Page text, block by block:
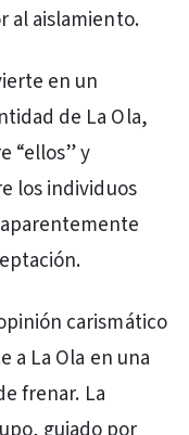
al aislamiento.
en un
de La Ola,
“ellos” y
los individuos
carismático
a La Ola en una
frenar. La